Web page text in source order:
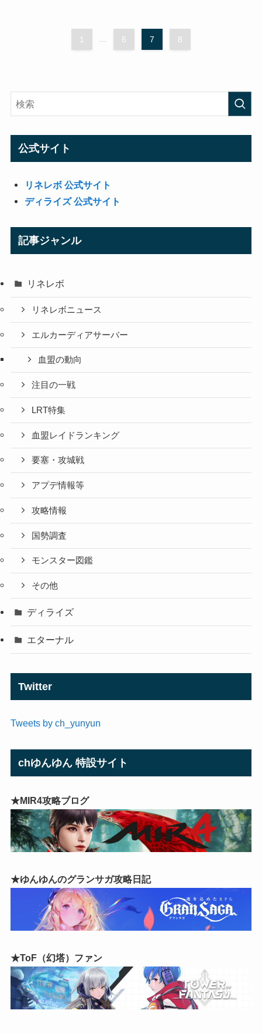
1 ... 6 7 8
公式サイト
リネレボ 公式サイト
ディライズ 公式サイト
記事ジャンル
リネレボ
リネレボニュース
エルカーディアサーバー
血盟の動向
注目の一戦
LRT特集
血盟レイドランキング
要塞・攻城戦
アプデ情報等
攻略情報
国勢調査
モンスター図鑑
その他
ディライズ
エターナル
Twitter
Tweets by ch_yunyun
chゆんゆん 特設サイト
★MIR4攻略ブログ
★ゆんゆんのグランサガ攻略日記
★ToF（幻塔）ファン